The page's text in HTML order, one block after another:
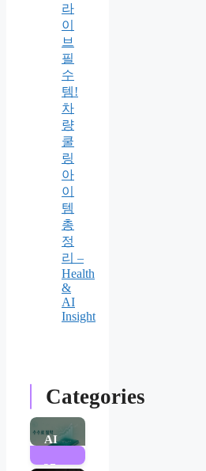
라
이
브
필
수
템!
차
량
쿨
링
아
이
템
총
정
리 –
Health
&
AI
Insight
Categories
AI
37